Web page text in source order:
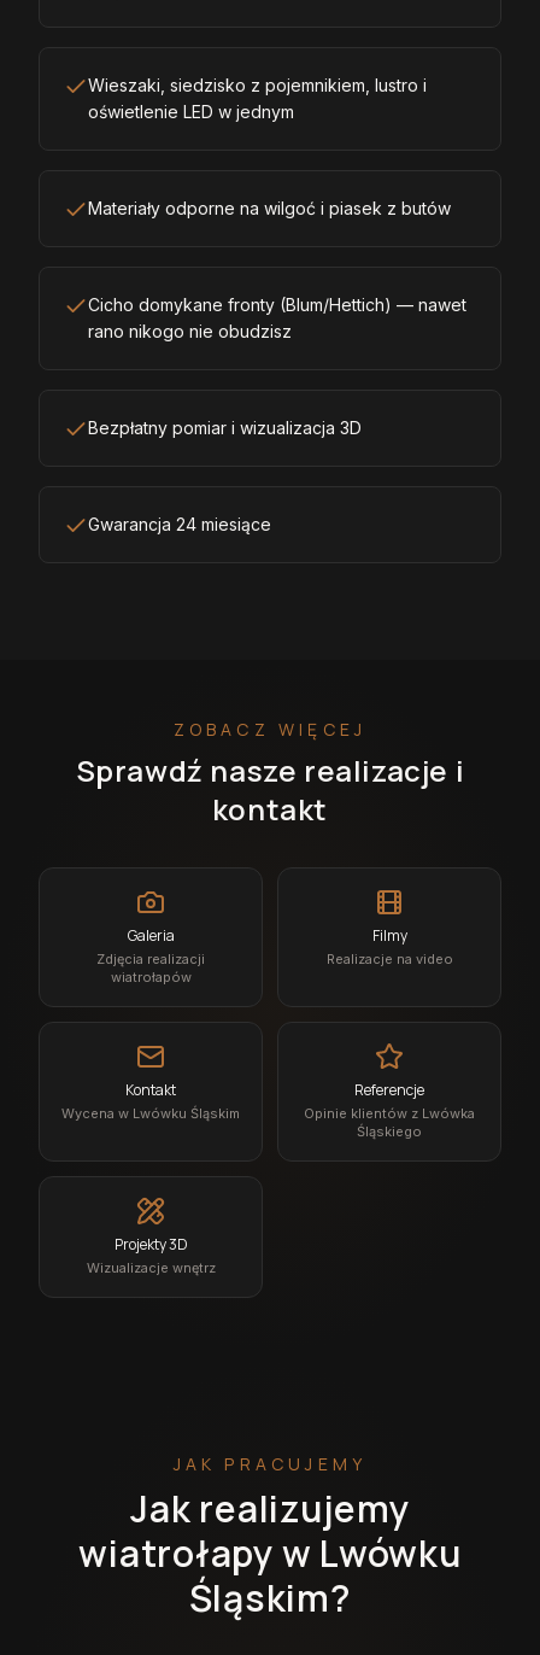
Wieszaki, siedzisko z pojemnikiem, lustro i
oświetlenie LED w jednym
Materiały odporne na wilgoć i piasek z butów
Cicho domykane fronty (Blum/Hettich) — nawet
rano nikogo nie obudzisz
Bezpłatny pomiar i wizualizacja 3D
Gwarancja 24 miesiące
ZOBACZ WIĘCEJ
Sprawdź nasze realizacje i
kontakt
Galeria
Zdjęcia realizacji
wiatrołapów
Filmy
Realizacje na video
Kontakt
Wycena w Lwówku Śląskim
Referencje
Opinie klientów z Lwówka
Śląskiego
Projekty 3D
Wizualizacje wnętrz
JAK PRACUJEMY
Jak realizujemy
wiatrołapy w Lwówku
Śląskim?